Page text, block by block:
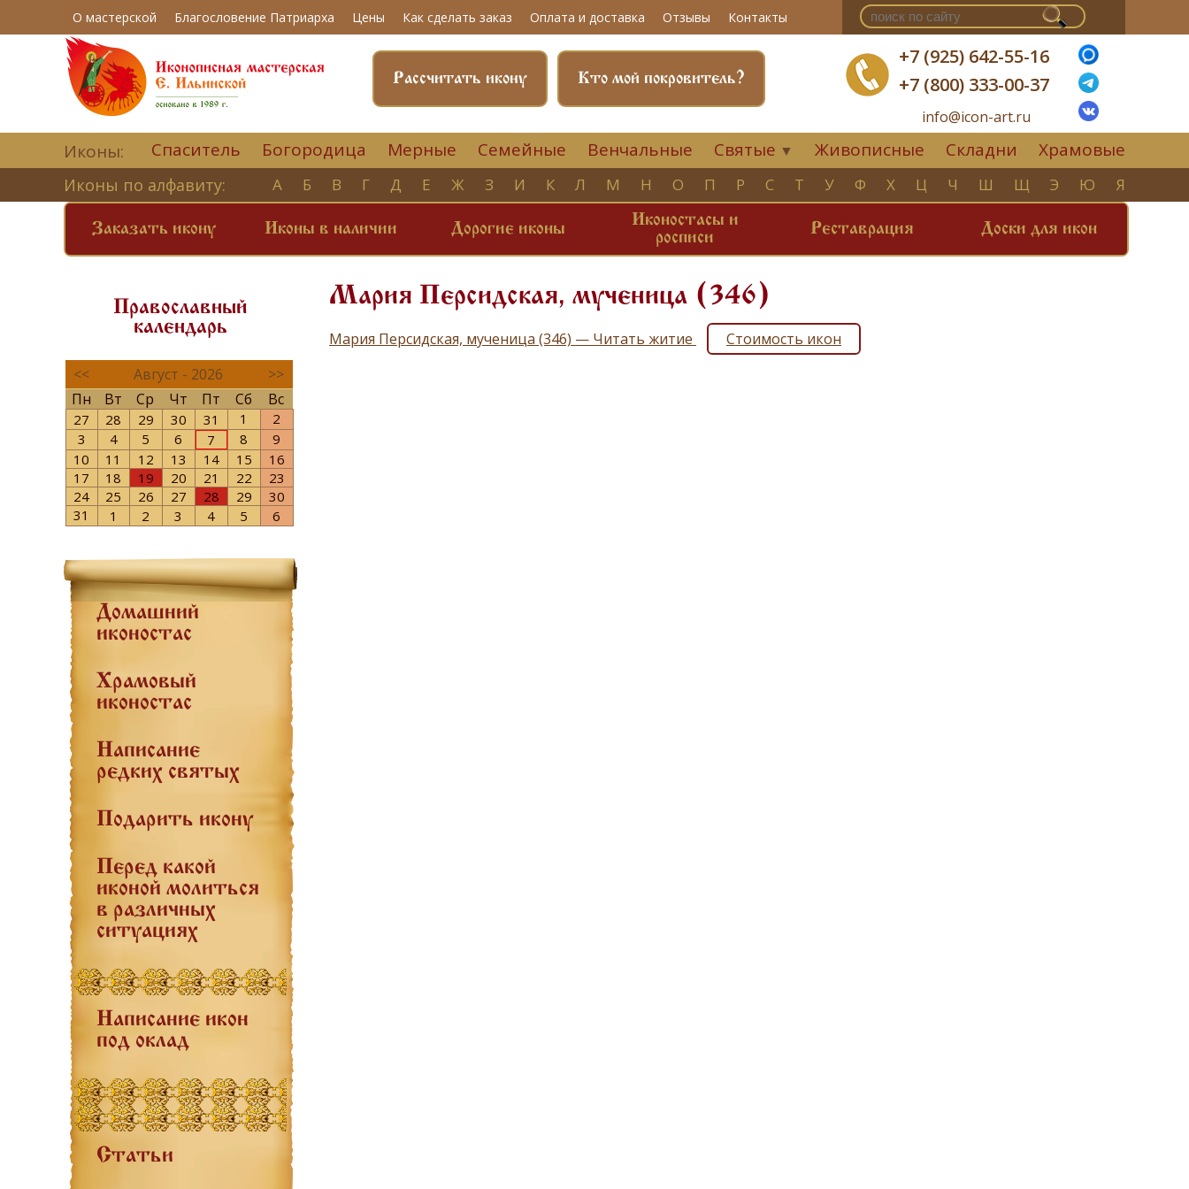
О мастерской Благословение Патриарха Цены Как сделать заказ Оплата и доставка Отзывы Контакты
+7 (925) 642-55-16
+7 (800) 333-00-37
info@icon-art.ru
Кто мой покровитель?
Рассчитать икону
Иконы: Спаситель Богородица Мерные Семейные Венчальные Святые ▼ Живописные Складни Храмовые
Иконы по алфавиту: А Б В Г Д Е Ж З И К Л М Н О П Р С Т У Ф Х Ц Ч Ш Щ Э Ю Я
Заказать икону Иконы в наличии Дорогие иконы
Иконостасы и
росписи
Реставрация Доски для икон
Православный
календарь
<< Август - 2026
>>
Пн
Вт Ср Чт Пт Сб Вс
27 28 29 30 31 1
2
3
4 5 6 7 8
9
10
11 12 13 14 15
16
17
18 19 20 21 22
23
24
25 26 27 28 29
30
31
1 2 3 4 5 6
Домашний
иконостас
Храмовый
иконостас
Написание
редких святых
Подарить икону
Перед какой
иконой молиться
в различных
ситуациях
Написание икон
под оклад
Статьи
Мария Персидская, мученица (346)
Мария Персидская, мученица (346) — Читать житие Стоимость икон